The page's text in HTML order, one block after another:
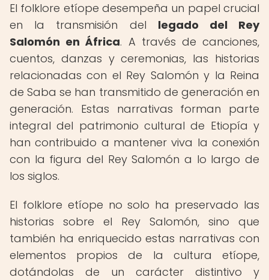
El folklore etíope desempeña un papel crucial
en la transmisión del legado del Rey
Salomón en África. A través de canciones,
cuentos, danzas y ceremonias, las historias
relacionadas con el Rey Salomón y la Reina
de Saba se han transmitido de generación en
generación. Estas narrativas forman parte
integral del patrimonio cultural de Etiopía y
han contribuido a mantener viva la conexión
con la figura del Rey Salomón a lo largo de
los siglos.
El folklore etíope no solo ha preservado las
historias sobre el Rey Salomón, sino que
también ha enriquecido estas narrativas con
elementos propios de la cultura etíope,
dotándolas de un carácter distintivo y